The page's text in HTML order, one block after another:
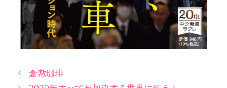
倉敷珈琲